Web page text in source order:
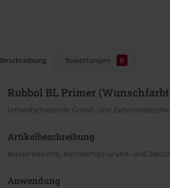
Beschreibung Bewertungen 0
Rubbol BL Primer
Umweltschonende Grund- und
Artikelbeschreibung
Wasserbasierte, hochwertige Grund- und
Anwendung